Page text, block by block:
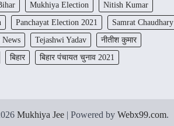
Mukhiya Election
Nitish Kumar
Panchayat Election 2021
Samrat Chaudhary
News
Tejashwi Yadav
नीतीश कुमार
बिहार
बिहार पंचायत चुनाव 2021
Mukhiya Jee | Powered by Webx99.com.